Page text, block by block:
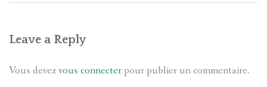
Leave a Reply
Vous devezvous connecterpour publier un commentaire.